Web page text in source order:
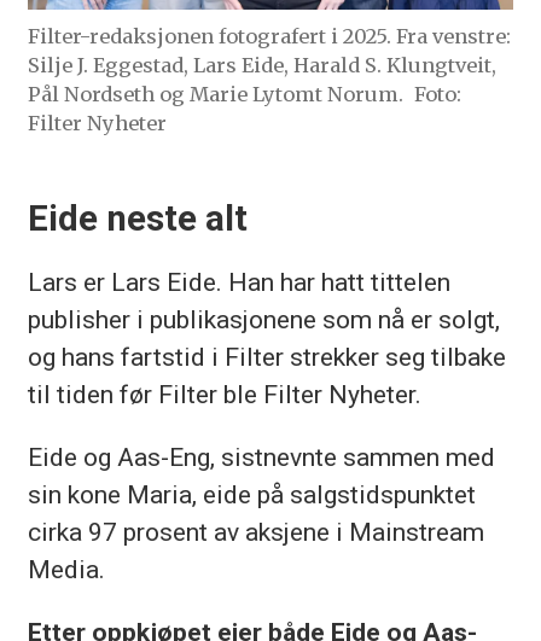
Filter-redaksjonen fotografert i 2025. Fra venstre:
Silje J. Eggestad, Lars Eide, Harald S. Klungtveit,
Pål Nordseth og Marie Lytomt Norum. Foto:
Filter Nyheter
Eide neste alt
Lars er Lars Eide. Han har hatt tittelen
publisher i publikasjonene som nå er solgt,
og hans fartstid i Filter strekker seg tilbake
til tiden før Filter ble Filter Nyheter.
Eide og Aas-Eng, sistnevnte sammen med
sin kone Maria, eide på salgstidspunktet
cirka 97 prosent av aksjene i Mainstream
Media.
Etter oppkjøpet eier både Eide og Aas-